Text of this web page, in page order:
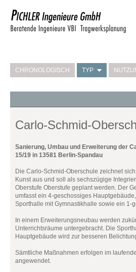
CHRONOLOGISCH TYP
Carlo-Schmid-
Sanierung, Umbau und Erweiterung der
15/19 in 13581 Berlin-Spandau
Die Carlo-Schmid-Oberschule zeichnet
Kunst aus und soll als sechszügige
Oberstufe Oberstufe geplant werden. Der
umfasst ein 4-geschossiges
Sporthalle mit Gymnastikhalle sowie ein 1-
In einem Erweiterungsneubau werden
Unterrichtsräume untergebracht. Die
Hauptgebäude wird zur besseren
Sämtliche Maßnahmen erfolgen im
angewendet.